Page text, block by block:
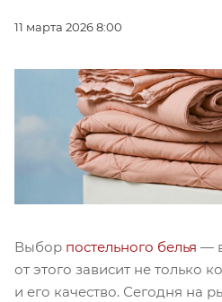
11 марта 2026 8:00
Выбор постельного белья —
от этого зависит не только
и его качество. Сегодня на